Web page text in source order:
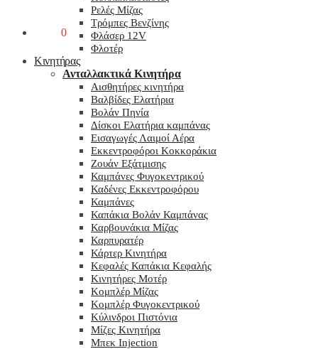
0
Ρελές Μίζας
Τρόμπες Βενζίνης
Φλάσερ 12V
Φλοτέρ
Κινητήρας
Ανταλλακτικά Κινητήρα
Αισθητήρες κινητήρα
Βαλβίδες Ελατήρια
Βολάν Πηνία
Δίσκοι Ελατήρια καμπάνας
Εισαγωγές Λαιμοί Αέρα
Εκκεντροφόροι Κοκκοράκια
Ζουάν Εξάτμισης
Καμπάνες Φυγοκεντρικού
Καδένες Εκκεντροφόρου
Καμπάνες
Καπάκια Βολάν Καμπάνας
Καρβουνάκια Μίζας
Καρπυρατέρ
Κάρτερ Κινητήρα
Κεφαλές Καπάκια Κεφαλής
Κινητήρες Μοτέρ
Κομπλέρ Μίζας
Κομπλέρ Φυγοκεντρικού
Κύλινδροι Πιστόνια
Μίζες Κινητήρα
Μπεκ Injection